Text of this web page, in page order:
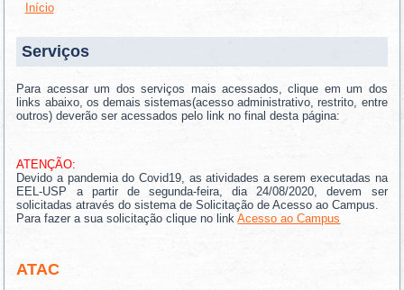
VOCÊ ESTÁ AQUI
Início
Serviços
Para acessar um dos serviços mais acessados, clique em um dos
links abaixo, os demais sistemas(acesso administrativo, restrito, entre
outros) deverão ser acessados pelo link no final desta página:
ATENÇÃO:
Devido a pandemia do Covid19, as atividades a serem executadas na
EEL-USP a partir de segunda-feira, dia 24/08/2020, devem ser
solicitadas através do sistema de Solicitação de Acesso ao Campus.
Para fazer a sua solicitação clique no linkAcesso ao Campus
ATAC